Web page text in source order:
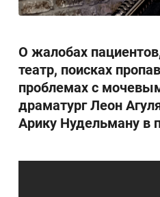
О жалобах
театр, поисках
проблемах с
драматург Леон
Арику Нудельману в